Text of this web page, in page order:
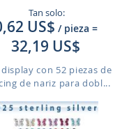
Tan solo:
US$ / pieza =
32,19 US$
display con 52 piezas de
de nariz para dobl...